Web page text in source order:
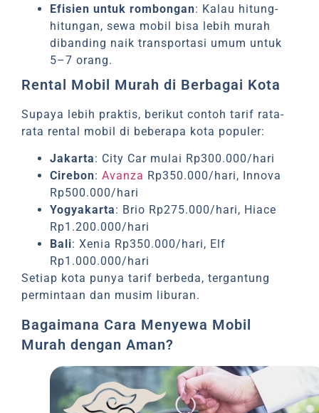
Efisien untuk rombongan: Kalau hitung-
hitungan, sewa mobil bisa lebih murah
dibanding naik transportasi umum untuk
5–7 orang.
Rental Mobil Murah di Berbagai Kota
Supaya lebih praktis, berikut contoh tarif rata-
rata rental mobil di beberapa kota populer:
Jakarta: City Car mulai Rp300.000/hari
Cirebon:Avanza Rp350.000/hari, Innova
Rp500.000/hari
Yogyakarta: Brio Rp275.000/hari, Hiace
Rp1.200.000/hari
Bali: Xenia Rp350.000/hari, Elf
Rp1.000.000/hari
Setiap kota punya tarif berbeda, tergantung
permintaan dan musim liburan.
Bagaimana Cara Menyewa Mobil
Murah dengan Aman?